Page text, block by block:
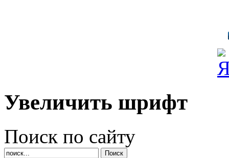
Увеличить шрифт
Поиск по сайту